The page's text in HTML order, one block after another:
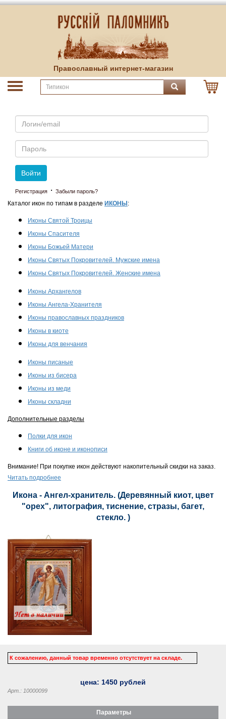
Православный интернет-магазин
Email
Пароль
Войти
Регистрация · Забыли пароль?
Каталог икон по типам в разделе ИКОНЫ :
Иконы Святой Троицы
Иконы Спасителя
Иконы Божьей Матери
Иконы Святых Покровителей. Мужские имена
Иконы Святых Покровителей. Женские имена
Иконы Архангелов
Иконы Ангела-Хранителя
Иконы православных праздников
Иконы в киоте
Иконы для венчания
Иконы писаные
Иконы из бисера
Иконы из меди
Иконы складни
Дополнительные разделы
Полки для икон
Книги об иконе и иконописи
Внимание! При покупке икон действуют накопительный скидки на заказ.
Читать подробнее
Икона - Ангел-хранитель. (Деревянный киот, цвет
"орех", литография, тиснение, стразы, багет,
стекло. )
К сожалению, данный товар временно отсутствует на складе.
цена: 1450 рублей
Арт.: 10000099
Параметры